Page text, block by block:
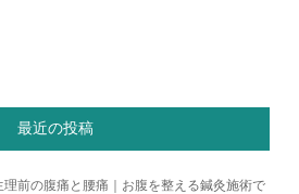
最近の投稿
前の腹痛と腰痛｜お腹を整える鍼灸施術で